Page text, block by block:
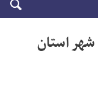
در این شهر استان